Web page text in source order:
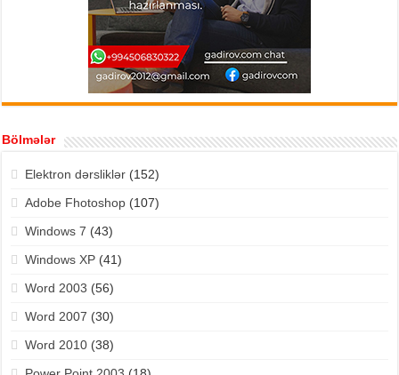
Bölmələr
Elektron dərsliklər(152)
Adobe Fhotoshop(107)
Windows 7 (43)
Windows XP(41)
Word 2003 (56)
Word 2007 (30)
Word 2010(38)